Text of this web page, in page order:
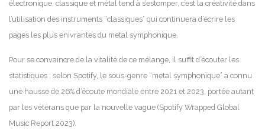
électronique, classique et métal tend à s’estomper, c’est la créativité dans
l’utilisation des instruments “classiques” qui continuera d’écrire les
pages les plus enivrantes du metal symphonique.
Pour se convaincre de la vitalité de ce mélange, il suffit d’écouter les
statistiques : selon Spotify, le sous-genre “metal symphonique” a connu
une hausse de 26% d’écoute mondiale entre 2021 et 2023, portée autant
par les vétérans que par la nouvelle vague (Spotify Wrapped Global
Music Report 2023).